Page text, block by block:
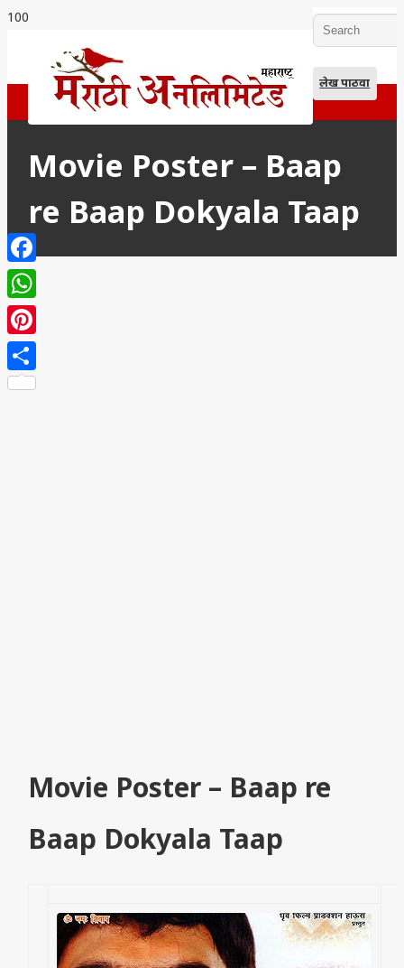
लेख पाठवा
Movie Poster – Baap
re Baap Dokyala Taap
Movie Poster – Baap re
Baap Dokyala Taap
Facebook
WhatsApp
Pinterest
Share